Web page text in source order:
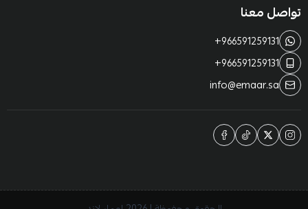
تواصل معنا
+966591259131
+966591259131
info@emaar.sa